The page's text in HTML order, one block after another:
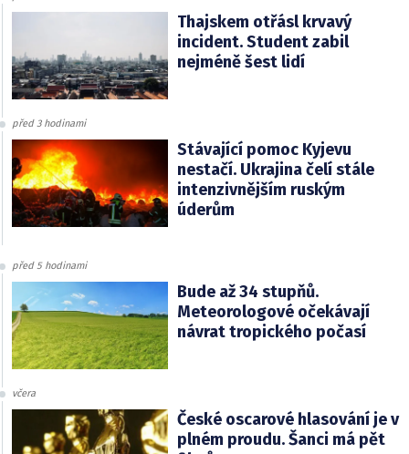
Thajskem otřásl krvavý
incident. Student zabil
nejméně šest lidí
před 3 hodinami
Stávající pomoc Kyjevu
nestačí. Ukrajina čelí stále
intenzivnějším ruským
úderům
před 5 hodinami
Bude až 34 stupňů.
Meteorologové očekávají
návrat tropického počasí
včera
České oscarové hlasování je v
plném proudu. Šanci má pět